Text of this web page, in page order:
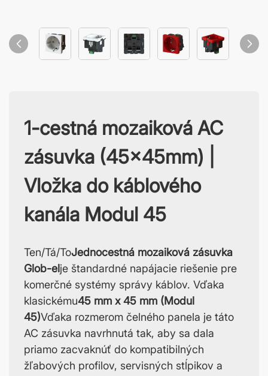
1-cestná mozaiková AC
zásuvka (45x45mm) |
Vložka do káblového
kanála Modul 45
Ten/Tá/ToJednocestná mozaiková zásuvka
Glob-elje štandardné napájacie riešenie pre
komerčné systémy správy káblov. Vďaka
klasickému45 mm x 45 mm (Modul
45)Vďaka rozmerom čelného panela je táto
AC zásuvka navrhnutá tak, aby sa dala
priamo zacvaknúť do kompatibilných
žľabových profilov, servisných stĺpikov a